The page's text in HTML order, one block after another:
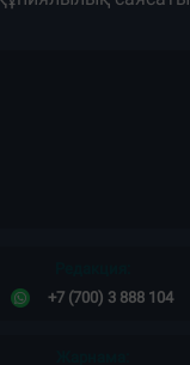
+7 (700) 3 888 104